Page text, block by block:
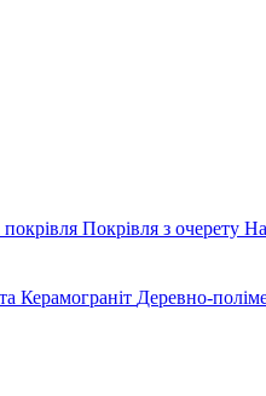
Покрівля з очерету
Керамограніт Деревно-